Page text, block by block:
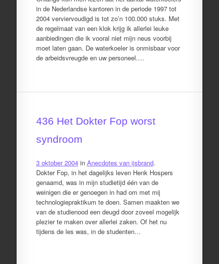
in de Nederlandse kantoren in de periode 1997 tot
2004 verviervoudigd is tot zo’n 100.000 stuks. Met
de regelmaat van een klok krijg ik allerlei leuke
aanbiedingen die ik vooral niet mijn neus voorbij
moet laten gaan. De waterkoeler is onmisbaar voor
de arbeidsvreugde en uw personeel.…
436 Het Dokter Fop worst
syndroom
3 oktober 2004in Anecdotes van ijsbrand.
Dokter Fop, in het dagelijks leven Henk Hospers
genaamd, was in mijn studietijd één van de
weinigen die er genoegen in had om met mij
technologiepraktikum te doen. Samen maakten we
van de studienood een deugd door zoveel mogelijk
plezier te maken over allerlei zaken. Of het nu
tijdens de les was, in de studenten…